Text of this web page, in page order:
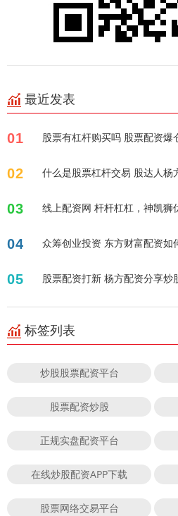
最近发表
01 股票有杠杆购买吗 股票配资爆
02 什么是股票杠杆交易 股达人杨
03 线上配资网 杆杆杠杠，神凯狮
04 众筹创业投资 东方财富配资如
05 股票配资打新 杨方配资分享炒
标签列表
炒股股票配资平台
股票配资炒股
正规实盘配资平台
在线炒股配资APP下载
股票网络交易平台